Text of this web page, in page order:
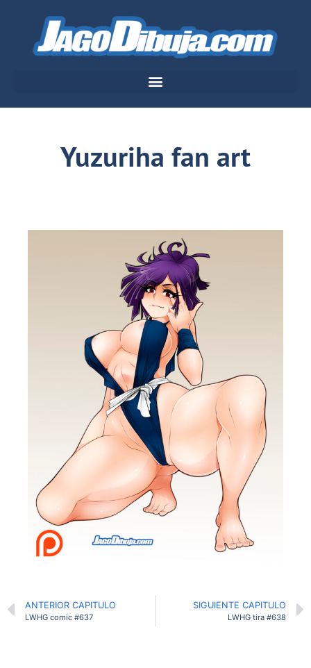
Yuzuriha fan art
ANTERIOR CAPITULO
LWHG comic #637
SIGUIENTE CAPITULO
LWHG tira #638